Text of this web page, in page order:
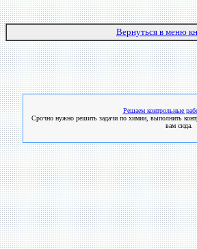
Вернуться в меню
Решаем контрольные
Срочно нужно решить задачи по химии, выполнить
вам сюда.